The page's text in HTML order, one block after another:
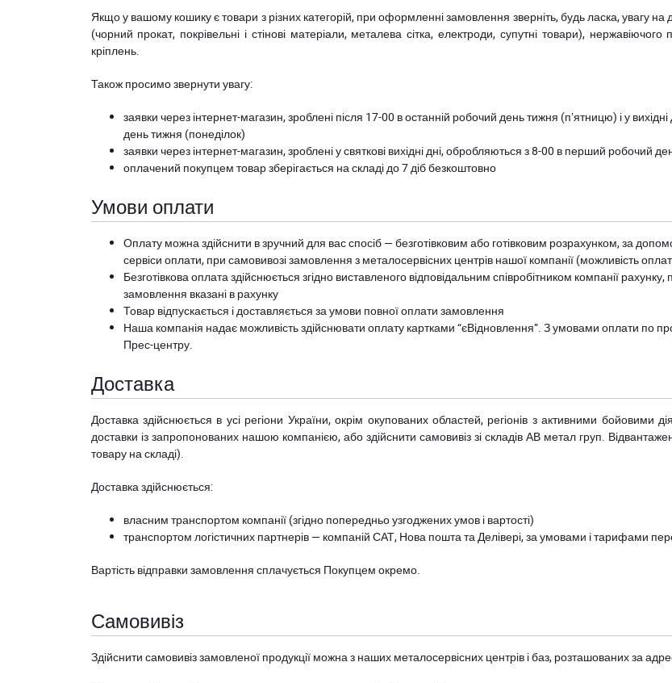
Якщо у вашому кошику є товари з різних категорій, при оформленні замовлення зверніть, будь ласка, увагу на
(чорний прокат, покрівельні і стінові матеріали, металева сітка, електроди, супутні товари),
кріплень.
Також просимо звернути увагу:
заявки через інтернет-магазин, зроблені після 17-00 в останній робочий день тижня (пʼятницю) і у
день тижня (понеділок)
заявки через інтернет-магазин, зроблені у святкові вихідні дні, обробляються з 8-00 в перший робочий
оплачений покупцем товар зберігається на складі до 7 діб безкоштовно
Умови оплати
Оплату можна здійснити в зручний для вас спосіб — безготівковим або готівковим розрахунком, за
сервіси оплати, при самовивозі замовлення з металосервісних центрів нашої компанії (можливість
Безготівкова оплата здійснюється згідно виставленого відповідальним співробітником компанії
замовлення вказані в рахунку
Товар відпускається і доставляється за умови повної оплати замовлення
Наша компанія надає можливість здійснювати оплату картками “єВідновлення”. З умовами оплати по
Прес-центру.
Доставка
Доставка здійснюється в усі регіони України, окрім окупованих областей, регіонів з активними
доставки із запропонованих нашою компанією, або здійснити самовивіз зі складів АВ метал груп.
товару на складі).
Доставка здійснюється:
власним транспортом компанії (згідно попередньо узгоджених умов і вартості)
транспортом логістичних партнерів — компаній САТ, Нова пошта та Делівері, за умовами і тарифами
Вартість відправки замовлення сплачується Покупцем окремо.
Самовивіз
Здійснити самовивіз замовленої продукції можна з наших металосервісних центрів і баз, розташованих за